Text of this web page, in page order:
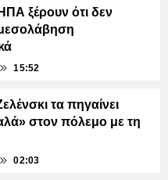
ξέρουν ότι δεν
15:52
τα πηγαίνει
στον πόλεμο με τη
02:03